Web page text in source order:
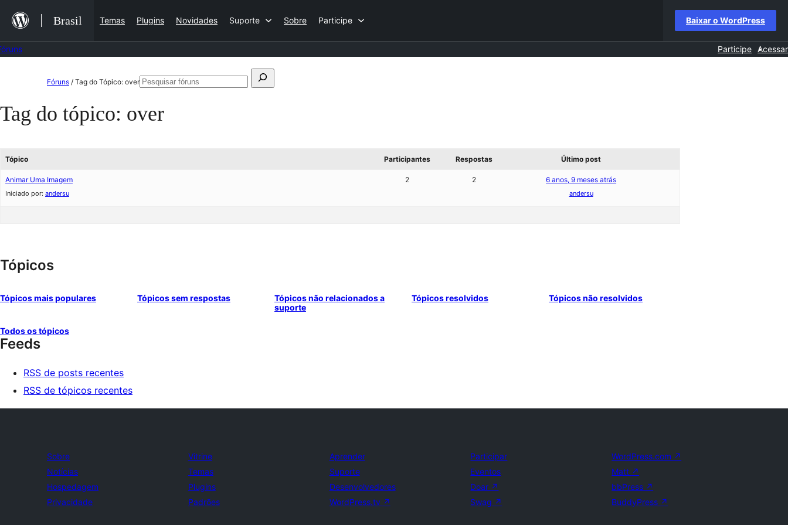
para
o
Brasil Temas Plugins Novidades Suporte Sobre Participe Baixar o WordPress
Participe Acessar
o
Fóruns / Tag do Tópico: overPesquisar
Pesquisar
Tag do tópico: over
Tópico Participantes Respostas Último post
Animar Uma Imagem
Iniciado por: andersu
2 2 6 anos, 9 meses atrás
andersu
Tópicos
Tópicos mais populares Tópicos sem respostas
Tópicos não relacionados a
suporte
Tópicos resolvidos Tópicos não resolvidos
Todos os tópicos
Feeds
RSS de posts recentes
RSS de tópicos recentes
Sobre
Notícias
Hospedagem
Privacidade
Vitrine
Temas
Plugins
Padrões
Aprender
Suporte
Desenvolvedores
WordPress.tv ↗
Participar
Eventos
Doar ↗
Swag ↗
WordPress.com ↗
Matt ↗
bbPress ↗
BuddyPress ↗